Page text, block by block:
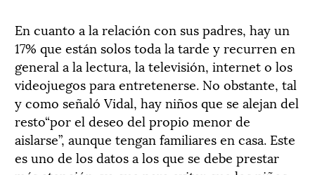
En cuanto a la relación con sus padres, hay un
17% que están solos toda la tarde y recurren en
general a la lectura, la televisión, internet o los
videojuegos para entretenerse. No obstante, tal
y como señaló Vidal, hay niños que se alejan del
resto“por el deseo del propio menor de
aislarse”, aunque tengan familiares en casa. Este
es uno de los datos a los que se debe prestar